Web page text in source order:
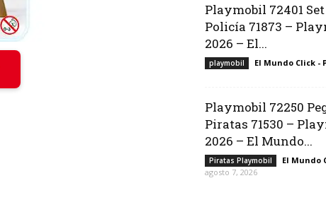
Playmobil 72401
Policía 71873 –
2026 – El...
playmobil El Mundo Click -
Playmobil 72250
Piratas 71530 –
2026 – El Mundo...
Piratas Playmobil El Mundo
agosto 7, 2026